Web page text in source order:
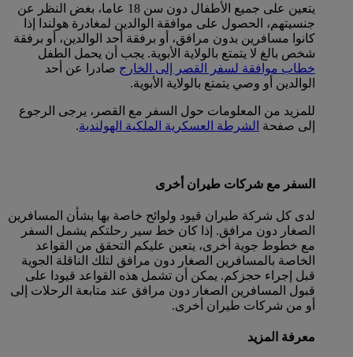
يتعين على جميع الأطفال دون سن 18 عاما، بغض النظر عن
جنسيتهم، الحصول على موافقة الوالدين لمغادرة هولندا إذا
كانوا مسافرين بدون مرافق، أو برفقة أحد الوالدين، أو برفقة
شخص بالغ لا يتمتع بالولاية الأبوية. يجب أن يحمل الطفل
خطاب موافقة لسفر القصر إلى الخارج صادرا عن أحد
الوالدين أو وصي يتمتع بالولاية الأبوية.
للمزيد من المعلومات حول السفر مع القصر، يرجى الرجوع
إلى صفحة الشرطة العسكرية الملكية الهولندية.
السفر مع شركات طيران أخرى
لدى كل شركة طيران قيود ولوائح خاصة بها بشأن المسافرين
الصغار دون مرافق. إذا كان خط سير رحلتكم يشمل السفر
مع خطوط جوية أخرى، يتعين عليكم التحقق من القواعد
الخاصة بالمسافرين الصغار دون مرافق لتلك الناقلة الجوية
قبل إجراء حجزكم. يمكن أن تشمل هذه القواعد قيودا على
قبول المسافرين الصغار دون مرافق عند متابعة الرحلات إلى
أو من شركات طيران أخرى.
معرفة المزيد